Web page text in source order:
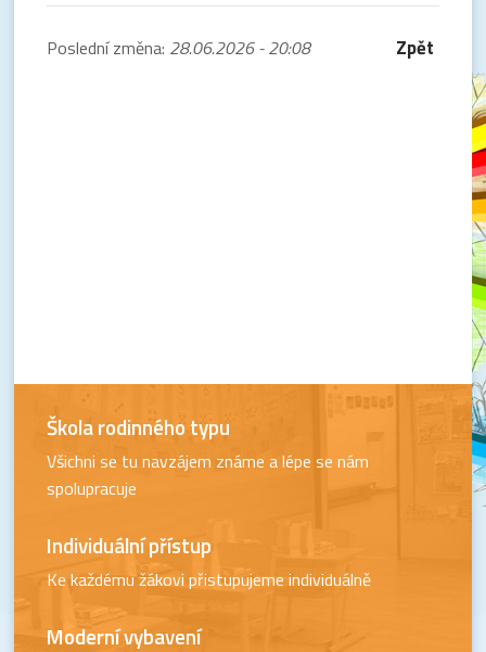
Poslední změna: 28.06.2026 - 20:08 Zpět
Škola rodinného typu
Všichni se tu navzájem známe a lépe se nám
spolupracuje
Individuální přístup
Ke každému žákovi přistupujeme individuálně
Moderní vybavení